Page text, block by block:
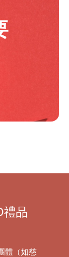
禮品
體（如慈